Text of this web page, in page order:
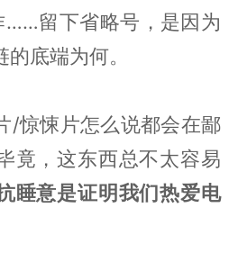
……留下省略号，是因为
底端为何。
/惊悚片怎么说都会在鄙
竟，这东西总不太容易
睡意是证明我们热爱电